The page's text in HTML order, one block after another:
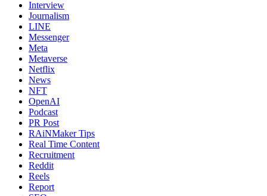
Interview
Journalism
LINE
Messenger
Meta
Metaverse
Netflix
News
NFT
OpenAI
Podcast
PR Post
RAiNMaker Tips
Real Time Content
Recruitment
Reddit
Reels
Report